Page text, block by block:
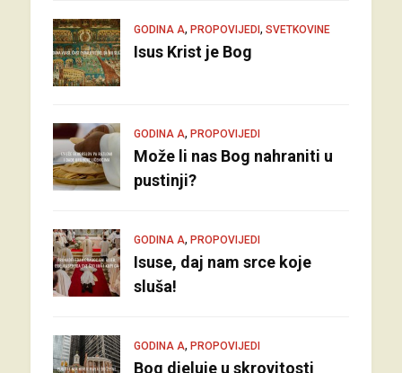
GODINA A, PROPOVIJEDI, SVETKOVINE
Isus Krist je Bog
GODINA A, PROPOVIJEDI
Može li nas Bog nahraniti u
pustinji?
GODINA A, PROPOVIJEDI
Isuse, daj nam srce koje
sluša!
GODINA A, PROPOVIJEDI
Bog djeluje u skrovitosti